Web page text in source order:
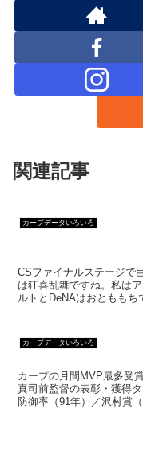
関連記事
カープデータいろいろ
CSファイナルステージで
は狂喜乱舞ですね。私は
ルトとDeNAはおともも
ひっくり返される可能性
カープデータいろいろ
カープの月間MVP最多受
真司前監督の表彰・獲得
防御率（91年）／沢村賞
イン（91年）／最優秀投